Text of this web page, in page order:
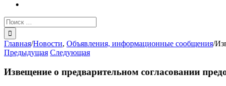
Результат
поиска:
Главная/Новости, Объявления, информационные сообщения/
Предыдущая Следующая
Извещение о предварительном согласовании